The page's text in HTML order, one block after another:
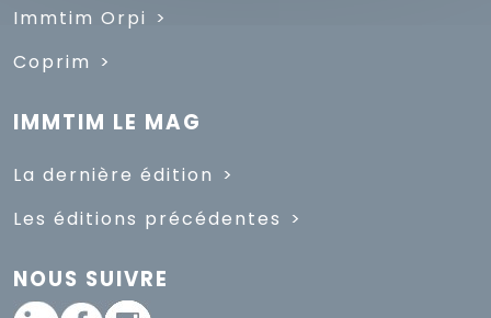
Immtim Orpi
Coprim
IMMTIM LE MAG
La dernière édition
Les éditions précédentes
NOUS SUIVRE